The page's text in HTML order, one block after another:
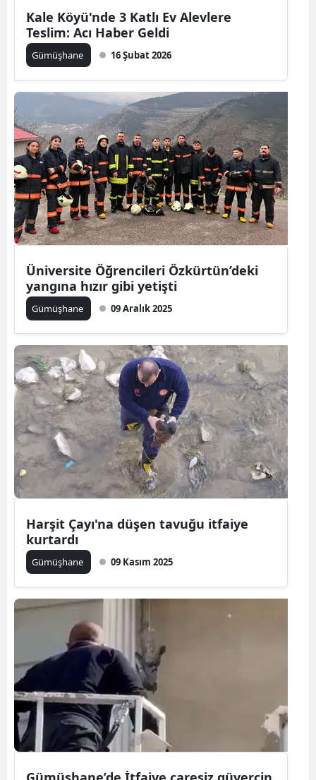
Yozgat
Aksaray
Bayburt
Karaman
Kırıkkale
Batman
Şırnak
Ardahan
Yalova
Karabük
Kilis
Osmaniye
Düzce
Kale Köyü'nde 3 Katlı Ev Alevlere
Teslim: Acı Haber Geldi
Gümüşhane 16 Şubat 2026
Üniversite Öğrencileri Özkürtün’deki
yangına hızır gibi yetişti
Gümüşhane 09 Aralık 2025
Harşit Çayı'na düşen tavuğu itfaiye
kurtardı
Gümüşhane 09 Kasım 2025